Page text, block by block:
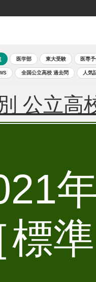
医学部 東大受験 医専
全国公立高校 過去問 人気
公立高
標